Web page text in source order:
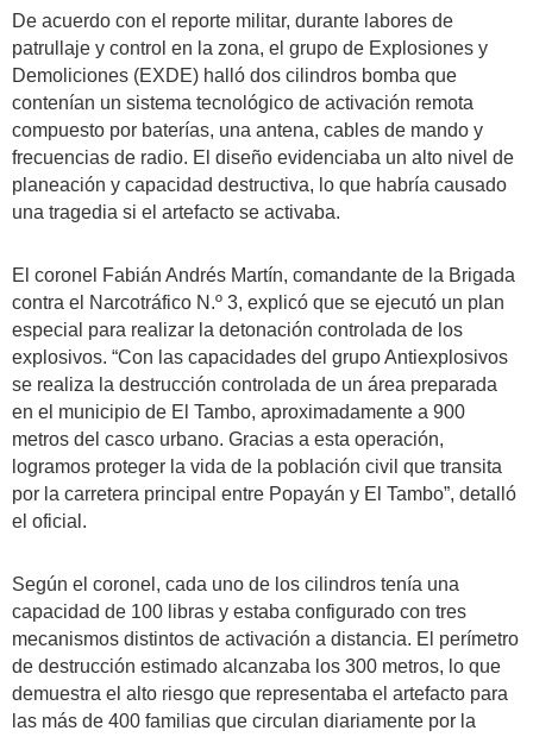
De acuerdo con el reporte militar, durante labores de
patrullaje y control en la zona, el grupo de Explosiones y
Demoliciones (EXDE) halló dos cilindros bomba que
contenían un sistema tecnológico de activación remota
compuesto por baterías, una antena, cables de mando y
frecuencias de radio. El diseño evidenciaba un alto nivel de
planeación y capacidad destructiva, lo que habría causado
una tragedia si el artefacto se activaba.
El coronel Fabián Andrés Martín, comandante de la Brigada
contra el Narcotráfico N.º 3, explicó que se ejecutó un plan
especial para realizar la detonación controlada de los
explosivos. “Con las capacidades del grupo Antiexplosivos
se realiza la destrucción controlada de un área preparada
en el municipio de El Tambo, aproximadamente a 900
metros del casco urbano. Gracias a esta operación,
logramos proteger la vida de la población civil que transita
por la carretera principal entre Popayán y El Tambo”, detalló
el oficial.
Según el coronel, cada uno de los cilindros tenía una
capacidad de 100 libras y estaba configurado con tres
mecanismos distintos de activación a distancia. El perímetro
de destrucción estimado alcanzaba los 300 metros, lo que
demuestra el alto riesgo que representaba el artefacto para
las más de 400 familias que circulan diariamente por la